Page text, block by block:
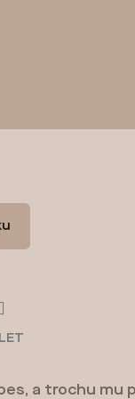
a trochu mu